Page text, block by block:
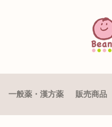
一般薬・漢方薬 販売商品